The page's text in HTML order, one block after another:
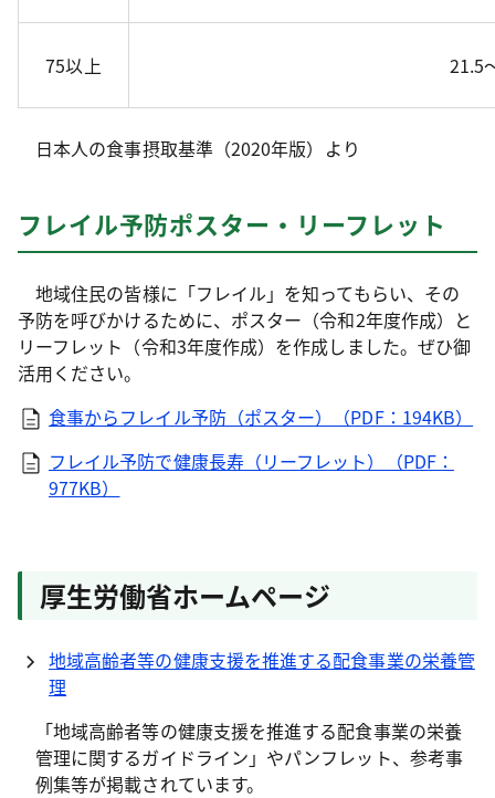
75以上 21.5
日本人の食事摂取基準（2020年版）より
フレイル予防ポスター・リーフレット
地域住民の皆様に「フレイル」を知ってもらい、その
予防を呼びかけるために、ポスター（令和2年度作成）と
リーフレット（令和3年度作成）を作成しました。ぜひ御
活用ください。
食事からフレイル予防（ポスター）（PDF：194KB）
フレイル予防で健康長寿（リーフレット）（PDF：
977KB）
厚生労働省ホームページ
地域高齢者等の健康支援を推進する配食事業の栄養管
理
「地域高齢者等の健康支援を推進する配食事業の栄養
管理に関するガイドライン」やパンフレット、参考事
例集等が掲載されています。